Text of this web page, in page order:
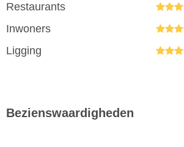
Restaurants
Inwoners
Ligging
Bezienswaardigheden